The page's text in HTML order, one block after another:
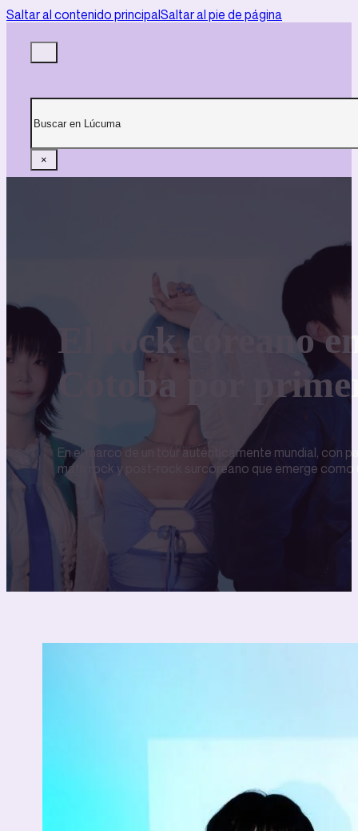
Saltar al contenido principalSaltar al pie de página
×
El rock coreano
Cotoba por
En el marco de un tour auténticamente mundial, con
math rock y post-rock surcoreano que emerge